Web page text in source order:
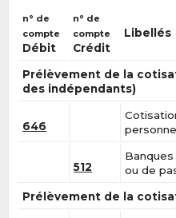
n° de
compte
Débit
n° de
compte
Crédit
Libellés
Prélèvement de la
des indépendants)
646
512
ou de
Prélèvement de la